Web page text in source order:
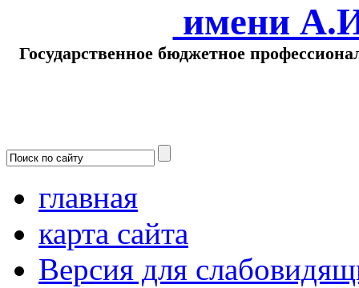
имени
Государственное бюджетное
главная
карта сайта
Версия для